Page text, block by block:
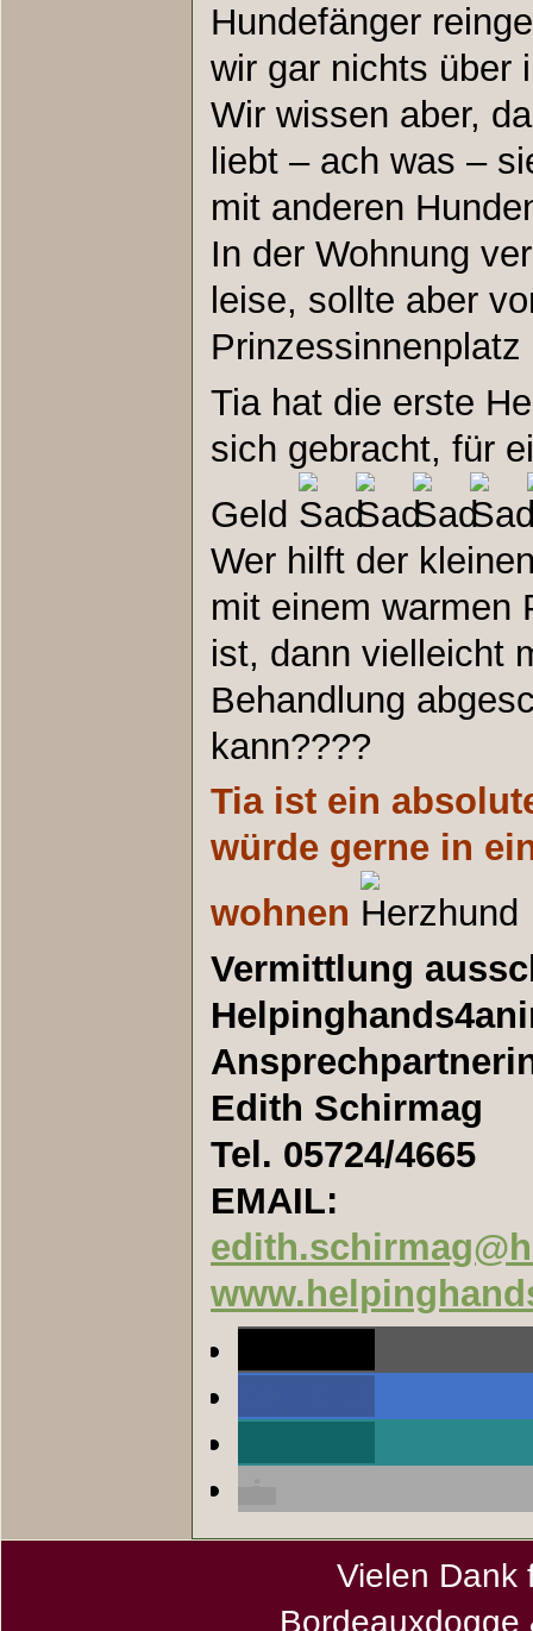
Hundefänger
wir gar nichts über
Wir wissen aber,
liebt – ach was –
mit anderen
In der Wohnung
leise, sollte aber
Prinzessinnenplatz
Tia hat die erste
sich gebracht, für
Geld
Wer hilft der
mit einem warmen
ist, dann vielleicht
Behandlung
kann????
Tia ist ein
würde gerne in
wohnen
Vermittlung
Edith Schirmag
Tel. 05724/4665
EMAIL:
Vielen Dank
Bordeauxdogge